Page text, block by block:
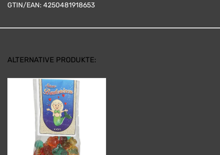
GTIN/EAN: 4250481918653
ALTERNATIVE PRODUKTE: